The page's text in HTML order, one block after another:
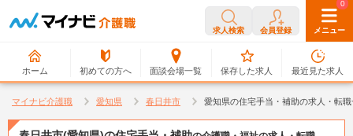
求人検索 会員登録 メニュー
ホーム 初めての方へ 面談会場一覧
0
保存した求人
0
最近見た求人
マイナビ介護職 愛知県 春日井市 愛知県の住宅手当・補助の求人・転職